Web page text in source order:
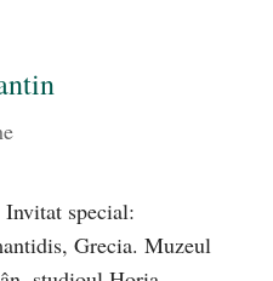
special:
Grecia. Muzeul